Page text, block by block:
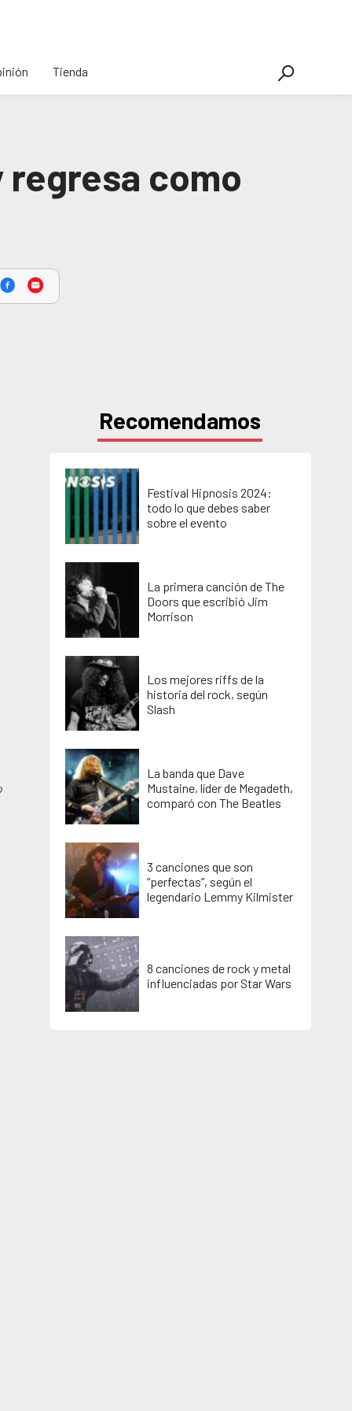
Tienda
regresa como
Recomendamos
Festival Hipnosis 2024:
todo lo que debes saber
sobre el evento
La primera canción de The
Doors que escribió Jim
Morrison
Los mejores riffs de la
historia del rock, según
Slash
La banda que Dave
Mustaine, líder de Megadeth,
comparó con The Beatles
3 canciones que son
“perfectas”, según el
legendario Lemmy Kilmister
8 canciones de rock y metal
influenciadas por Star Wars